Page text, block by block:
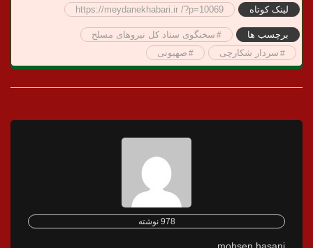
لینک کوتاه https://meydanekhabari.ir /?p=10069
برچسب ها
سخنگوی ستاد کل نیروهای مسلح
سردار شکارچی
صهیونی
978 نوشته